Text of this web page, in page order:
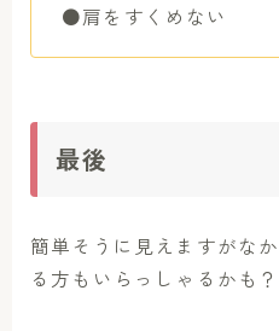
●肩をすくめない
最後
簡単そうに見えますがな
る方もいらっしゃるかも？